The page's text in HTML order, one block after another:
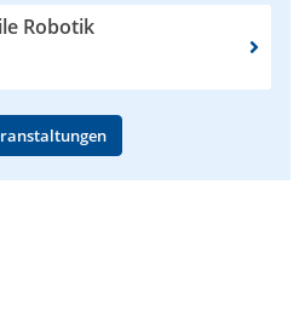
Robotik